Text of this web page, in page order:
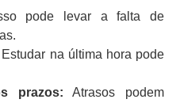
pode levar a falta de
Estudar na última hora pode
prazos: Atrasos podem